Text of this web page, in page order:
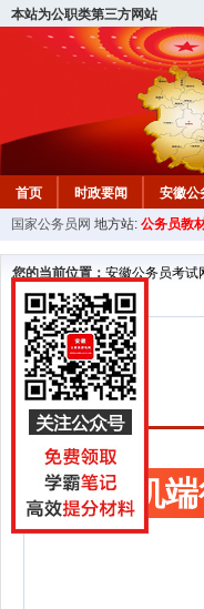
本站为公职类第三方网站
首页 时政要闻 安徽公
安徽公务员行测试题 在线
国家公务员网 地方站: 公务员教
您的当前位置： 安徽公务员考试
手机